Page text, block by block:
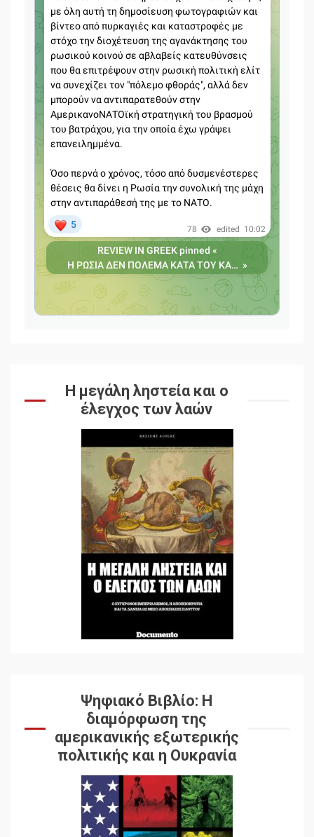
Η μεγάλη ληστεία και ο
έλεγχος των λαών
Ψηφιακό Βιβλίο: Η
διαμόρφωση της
αμερικανικής εξωτερικής
πολιτικής και η Ουκρανία